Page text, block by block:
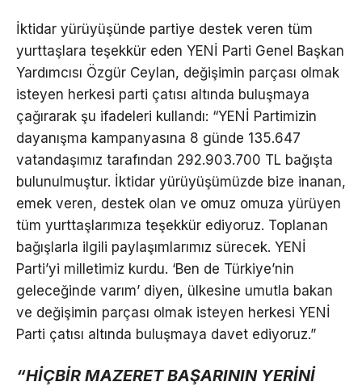
İktidar yürüyüşünde partiye destek veren tüm
yurttaşlara teşekkür eden YENİ Parti Genel Başkan
Yardımcısı Özgür Ceylan, değişimin parçası olmak
isteyen herkesi parti çatısı altında buluşmaya
çağırarak şu ifadeleri kullandı: “YENİ Partimizin
dayanışma kampanyasına 8 günde 135.647
vatandaşımız tarafından 292.903.700 TL bağışta
bulunulmuştur. İktidar yürüyüşümüzde bize inanan,
emek veren, destek olan ve omuz omuza yürüyen
tüm yurttaşlarımıza teşekkür ediyoruz. Toplanan
bağışlarla ilgili paylaşımlarımız sürecek. YENİ
Parti’yi milletimiz kurdu. ‘Ben de Türkiye’nin
geleceğinde varım’ diyen, ülkesine umutla bakan
ve değişimin parçası olmak isteyen herkesi YENİ
Parti çatısı altında buluşmaya davet ediyoruz.”
“HİÇBİR MAZERET BAŞARININ YERİNİ